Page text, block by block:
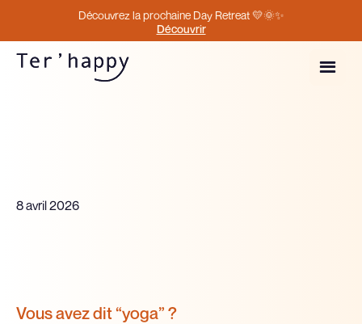
Découvrez la prochaine Day Retreat 💛🌞✨
Découvrir
8 avril 2026
Vous avez dit “yoga” ?